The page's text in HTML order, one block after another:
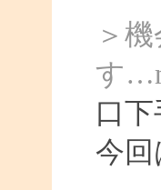
＞
す
口
今